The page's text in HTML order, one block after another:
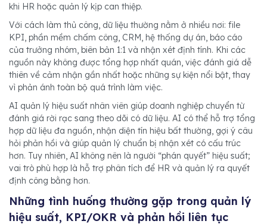
khi HR hoặc quản lý kịp can thiệp.
Với cách làm thủ công, dữ liệu thường nằm ở nhiều nơi: file
KPI, phần mềm chấm công, CRM, hệ thống dự án, báo cáo
của trưởng nhóm, biên bản 1:1 và nhận xét định tính. Khi các
nguồn này không được tổng hợp nhất quán, việc đánh giá dễ
thiên về cảm nhận gần nhất hoặc những sự kiện nổi bật, thay
vì phản ánh toàn bộ quá trình làm việc.
AI quản lý hiệu suất nhân viên giúp doanh nghiệp chuyển từ
đánh giá rời rạc sang theo dõi có dữ liệu. AI có thể hỗ trợ tổng
hợp dữ liệu đa nguồn, nhận diện tín hiệu bất thường, gợi ý câu
hỏi phản hồi và giúp quản lý chuẩn bị nhận xét có cấu trúc
hơn. Tuy nhiên, AI không nên là người “phán quyết” hiệu suất;
vai trò phù hợp là hỗ trợ phân tích để HR và quản lý ra quyết
định công bằng hơn.
Những tình huống thường gặp trong quản lý
hiệu suất, KPI/OKR và phản hồi liên tục